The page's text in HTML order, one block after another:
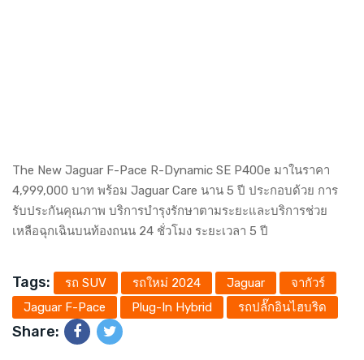
The New Jaguar F-Pace R-Dynamic SE P400e มาในราคา
4,999,000 บาท พร้อม Jaguar Care นาน 5 ปี ประกอบด้วย การ
รับประกันคุณภาพ บริการบำรุงรักษาตามระยะและบริการช่วย
เหลือฉุกเฉินบนท้องถนน 24 ชั่วโมง ระยะเวลา 5 ปี
Tags: รถ SUV รถใหม่ 2024 Jaguar
จากัวร์
Jaguar F-Pace
Plug-In Hybrid รถปลั๊กอินไฮบริด
Share: